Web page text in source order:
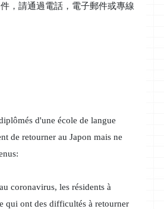
，請通過電話，電子郵件或專線
d'une école de langue
de retourner au Japon mais ne
coronavirus, les résidents à
quiont des difficultés à retourner